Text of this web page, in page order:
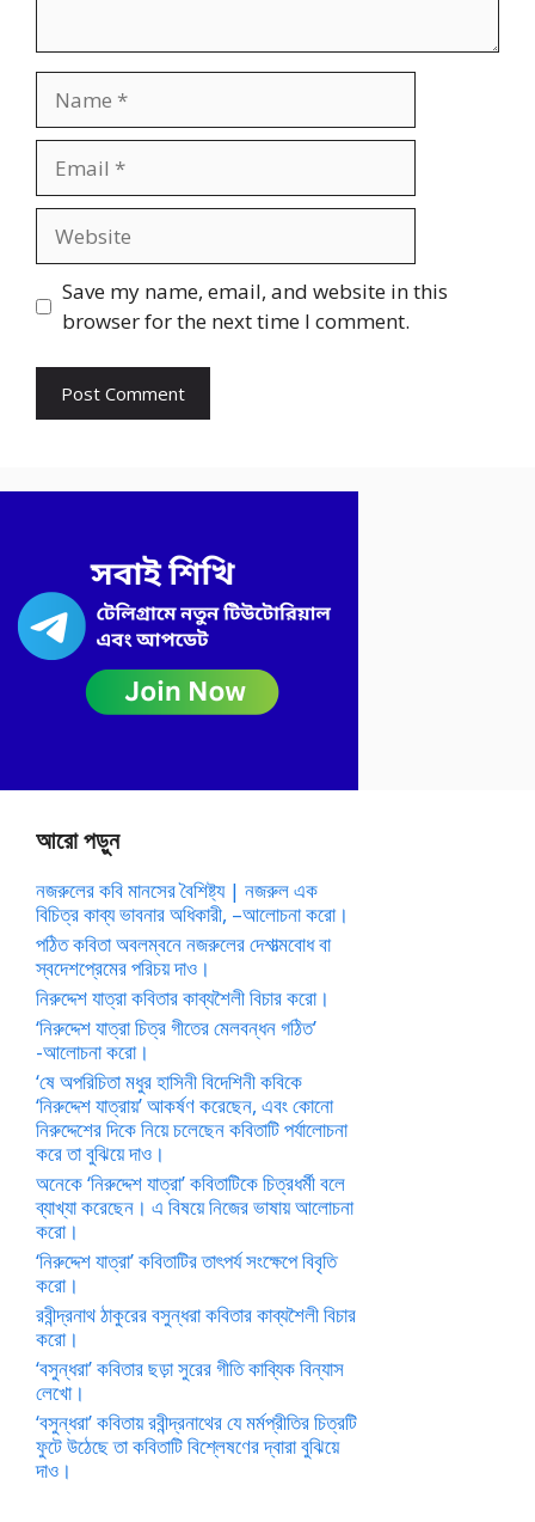
Save my name, email, and website in this
browser for the next time I comment.
আরো পড়ুন
নজরুলের কবি মানসের বৈশিষ্ট্য | নজরুল এক
বিচিত্র কাব্য ভাবনার অধিকারী, –আলোচনা করো।
পঠিত কবিতা অবলম্বনে নজরুলের দেশাত্মবোধ বা
স্বদেশপ্রেমের পরিচয় দাও।
নিরুদ্দেশ যাত্রা কবিতার কাব্যশৈলী বিচার করো।
‘নিরুদ্দেশ যাত্রা চিত্র গীতের মেলবন্ধন গঠিত’
-আলোচনা করো।
‘ষে অপরিচিতা মধুর হাসিনী বিদেশিনী কবিকে
‘নিরুদ্দেশ যাত্রায়’ আকর্ষণ করেছেন, এবং কোনো
নিরুদ্দেশের দিকে নিয়ে চলেছেন কবিতাটি পর্যালোচনা
করে তা বুঝিয়ে দাও।
অনেকে ‘নিরুদ্দেশ যাত্রা’ কবিতাটিকে চিত্রধর্মী বলে
ব্যাখ্যা করেছেন। এ বিষয়ে নিজের ভাষায় আলোচনা
করো।
‘নিরুদ্দেশ যাত্রা’ কবিতাটির তাৎপর্য সংক্ষেপে বিবৃতি
করো।
রবীন্দ্রনাথ ঠাকুরের বসুন্ধরা কবিতার কাব্যশৈলী বিচার
করো।
‘বসুন্ধরা’ কবিতার ছড়া সুরের গীতি কাব্যিক বিন্যাস
লেখো।
‘বসুন্ধরা’ কবিতায় রবীন্দ্রনাথের যে মর্মপ্রীতির চিত্রটি
ফুটে উঠেছে তা কবিতাটি বিশ্লেষণের দ্বারা বুঝিয়ে
দাও।